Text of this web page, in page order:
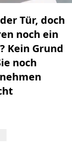
Tür, doch
noch ein
Kein Grund
noch